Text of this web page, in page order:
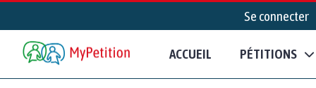
Se connecter
ACCUEIL PÉTITIONS